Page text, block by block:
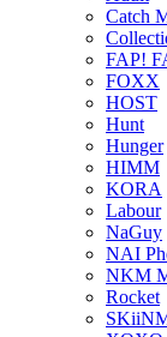
Catch
FAP!
FOXX
HOST
Hunt
Hunger
HIMM
KORA
Labour
NaGuy
NAI
NKM
Rocket